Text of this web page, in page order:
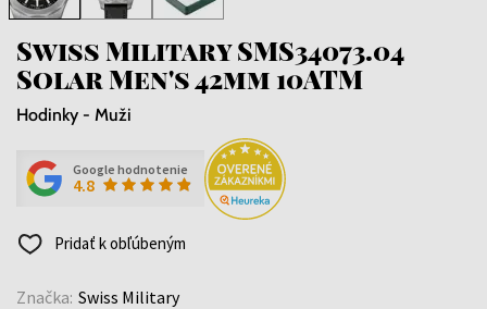
Swiss Military SMS34073.04
Solar Men's 42mm 10ATM
Hodinky - Muži
Google hodnotenie
4.8
Pridať k obľúbeným
Značka: Swiss Military